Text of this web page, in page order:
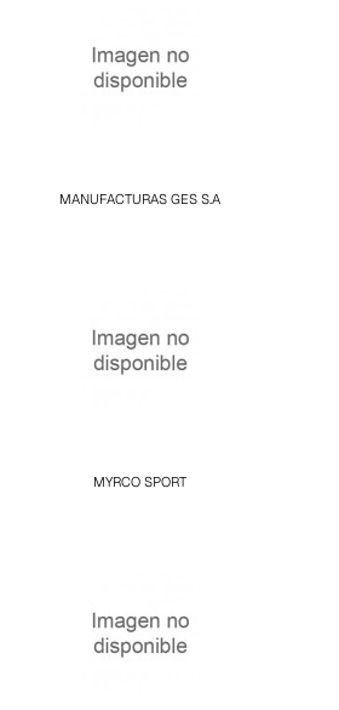
MANUFACTURAS GES S.A
MYRCO SPORT